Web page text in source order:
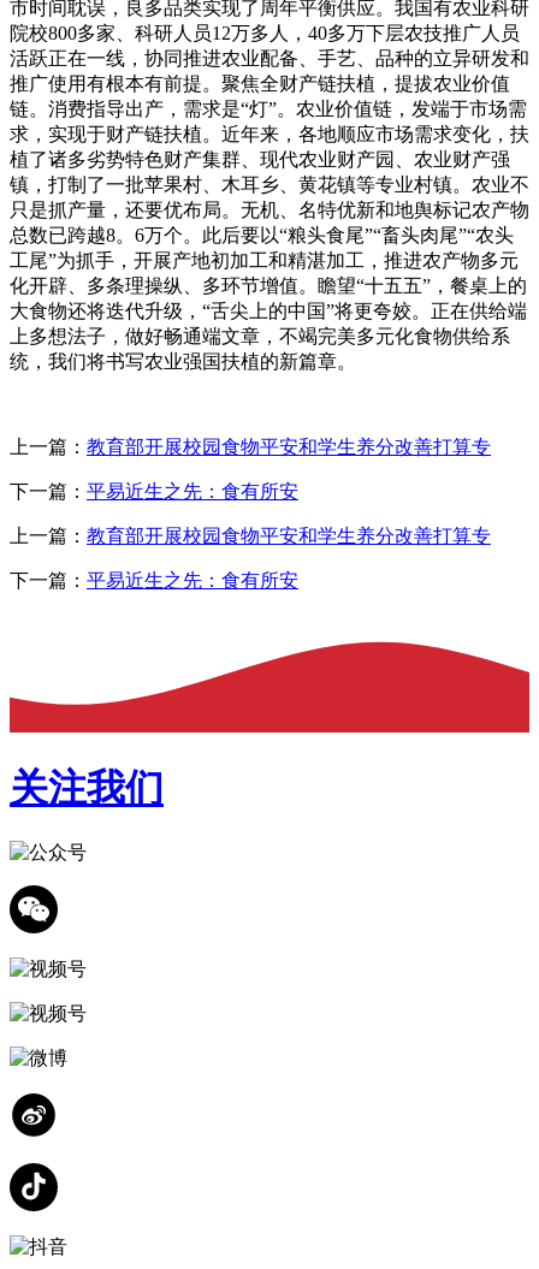
市时间耽误，良多品类实现了周年平衡供应。我国有农业科研
院校800多家、科研人员12万多人，40多万下层农技推广人员
活跃正在一线，协同推进农业配备、手艺、品种的立异研发和
推广使用有根本有前提。聚焦全财产链扶植，提拔农业价值
链。消费指导出产，需求是“灯”。农业价值链，发端于市场需
求，实现于财产链扶植。近年来，各地顺应市场需求变化，扶
植了诸多劣势特色财产集群、现代农业财产园、农业财产强
镇，打制了一批苹果村、木耳乡、黄花镇等专业村镇。农业不
只是抓产量，还要优布局。无机、名特优新和地舆标记农产物
总数已跨越8。6万个。此后要以“粮头食尾”“畜头肉尾”“农头
工尾”为抓手，开展产地初加工和精湛加工，推进农产物多元
化开辟、多条理操纵、多环节增值。瞻望“十五五”，餐桌上的
大食物还将迭代升级，“舌尖上的中国”将更夸姣。正在供给端
上多想法子，做好畅通端文章，不竭完美多元化食物供给系
统，我们将书写农业强国扶植的新篇章。
上一篇： 教育部开展校园食物平安和学生养分改善打算专
下一篇： 平易近生之先：食有所安
上一篇： 教育部开展校园食物平安和学生养分改善打算专
下一篇： 平易近生之先：食有所安
关注我们